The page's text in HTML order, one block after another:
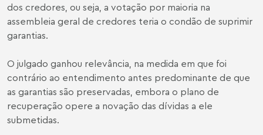
dos credores, ou seja, a votação por maioria na
assembleia geral de credores teria o condão de suprimir
garantias.
O julgado ganhou relevância, na medida em que foi
contrário ao entendimento antes predominante de que
as garantias são preservadas, embora o plano de
recuperação opere a novação das dívidas a ele
submetidas.